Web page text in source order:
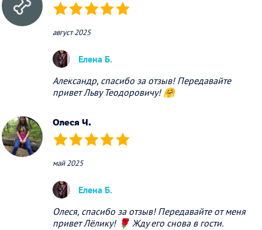
(*) (*) (*) (*) (*)
август 2025
Елена Б.
Александр, спасибо за отзыв! Передавайте
привет Льву Теодоровичу! 🤗
Олеся Ч.
(*) (*) (*) (*) (*)
май 2025
Елена Б.
Олеся, спасибо за отзыв! Передавайте от меня
привет Лёлику! 🌹 Жду его снова в гости.